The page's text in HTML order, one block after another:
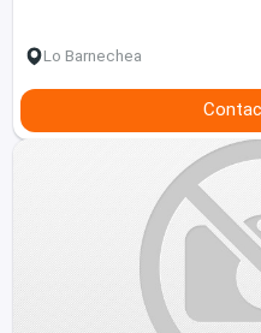
Lo Barnechea